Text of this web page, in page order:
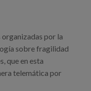
por la
sobre fragilidad
que en esta
telemática por